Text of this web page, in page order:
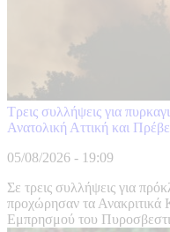
Τρεις συλλήψεις για
Ανατολική Αττική και
05/08/2026 - 19:09
Σε τρεις συλλήψεις για
προχώρησαν τα Ανακριτικά
Εμπρησμού του